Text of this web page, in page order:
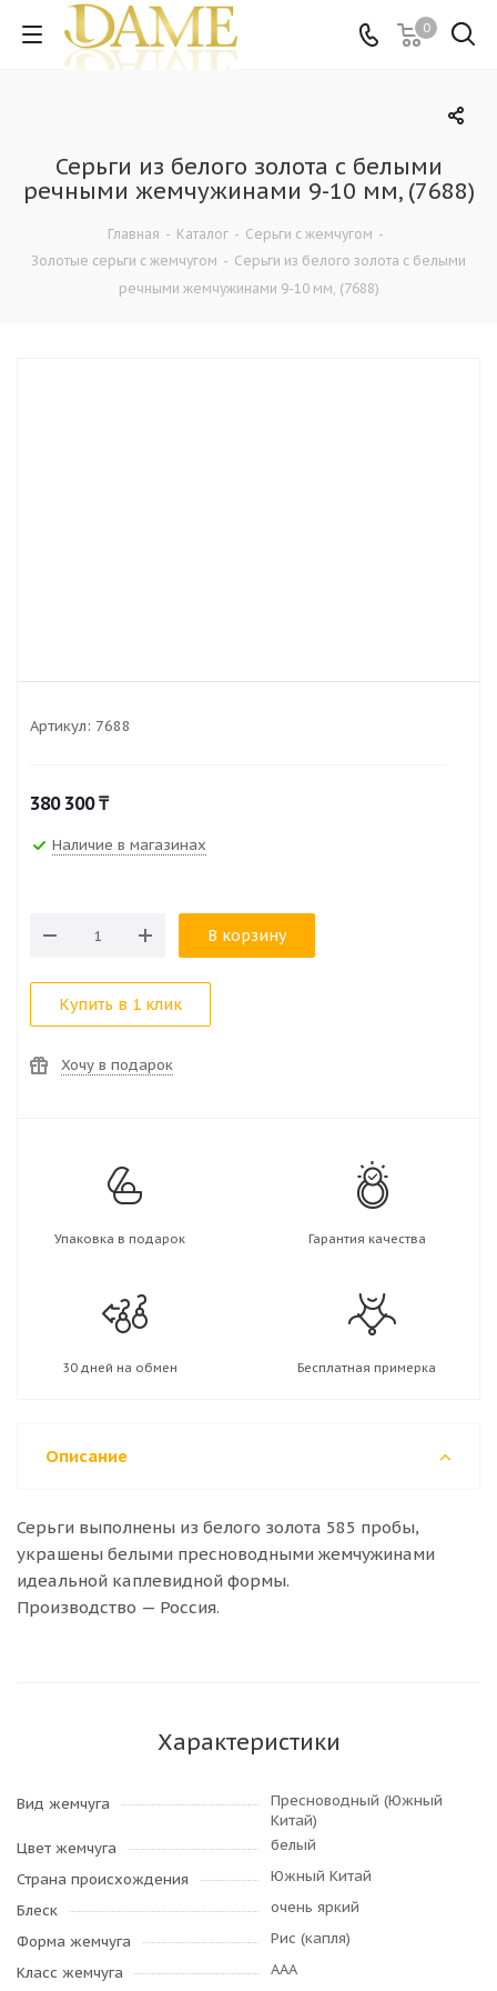
0
Серьги из белого золота с белыми
речными жемчужинами 9-10 мм, (7688)
Главная - Каталог - Серьги с жемчугом -
Золотые серьги с жемчугом - Серьги из белого золота с белыми
речными жемчужинами 9-10 мм, (7688)
Артикул: 7688
380 300₸
Наличие в магазинах
В корзину
Купить в 1 клик
Хочу в подарок
Упаковка в подарок Гарантия качества
30 дней на обмен Бесплатная примерка
Описание
Серьги выполнены из белого золота 585 пробы,
украшены белыми пресноводными жемчужинами
идеальной каплевидной формы.
Производство — Россия.
Характеристики
Вид жемчуга
Пресноводный (Южный
Китай)
Цвет жемчуга
белый
Страна происхождения
Южный Китай
Блеск
очень яркий
Форма жемчуга
Рис (капля)
Класс жемчуга
AAA